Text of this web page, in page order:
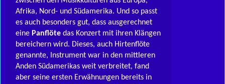
Afrika, Nord- und Südamerika. Und so passt
es auch besonders gut, dass ausgerechnet
eine Panflöte das Konzert mit ihren Klängen
bereichern wird. Dieses, auch Hirtenflöte
genannte, Instrument war in den mittleren
Anden Südamerikas weit verbreitet, fand
aber seine ersten Erwähnungen bereits in